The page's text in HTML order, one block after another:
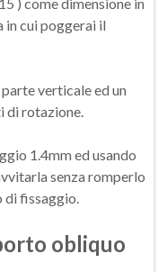
) come dimensione in
in cui poggerai il
verticale ed un
di rotazione.
1.4mm ed usando
senza romperlo
di fissaggio.
obliquo